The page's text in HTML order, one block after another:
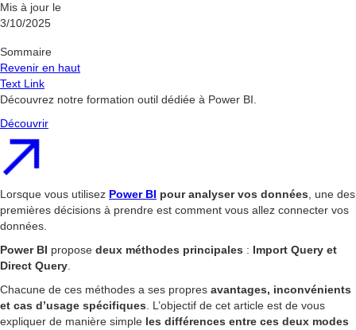
Mis à jour le
3/10/2025
Sommaire
Revenir en haut
Text Link
Découvrez notre formation outil dédiée à Power BI.
Découvrir
Lorsque vous utilisez Power BI pour analyser vos données , une des
premières décisions à prendre est comment vous allez connecter vos
données.
Power BI propose deux méthodes principales : Import Query et
Direct Query
Chacune de ces méthodes a ses propres avantages, inconvénients
et cas d’usage spécifiques . L’objectif de cet article est de vous
expliquer de manière simple les différences entre ces deux modes